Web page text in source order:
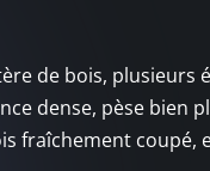
de bois, plusieurs
dense, pèse bien
fraîchement coupé,